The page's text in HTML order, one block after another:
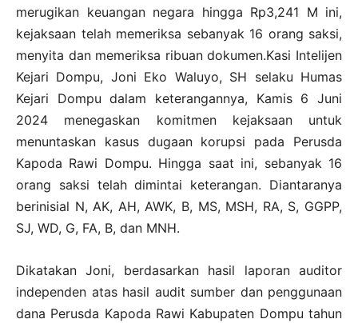
merugikan keuangan negara hingga Rp3,241 M ini,
kejaksaan telah memeriksa sebanyak 16 orang saksi,
menyita dan memeriksa ribuan dokumen.Kasi Intelijen
Kejari Dompu, Joni Eko Waluyo, SH selaku Humas
Kejari Dompu dalam keterangannya, Kamis 6 Juni
2024 menegaskan komitmen kejaksaan untuk
menuntaskan kasus dugaan korupsi pada Perusda
Kapoda Rawi Dompu. Hingga saat ini, sebanyak 16
orang saksi telah dimintai keterangan. Diantaranya
berinisial N, AK, AH, AWK, B, MS, MSH, RA, S, GGPP,
SJ, WD, G, FA, B, dan MNH.
Dikatakan Joni, berdasarkan hasil laporan auditor
independen atas hasil audit sumber dan penggunaan
dana Perusda Kapoda Rawi Kabupaten Dompu tahun